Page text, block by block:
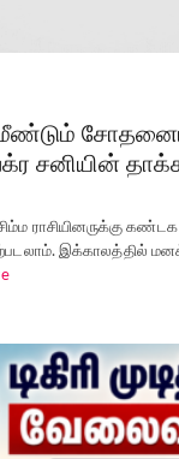
மீண்டும்
சனியின்
சிம்ம ராசியினருக்கு
இக்காலத்தில்